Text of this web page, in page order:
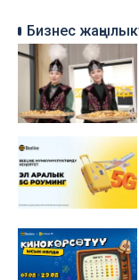
Бизнес